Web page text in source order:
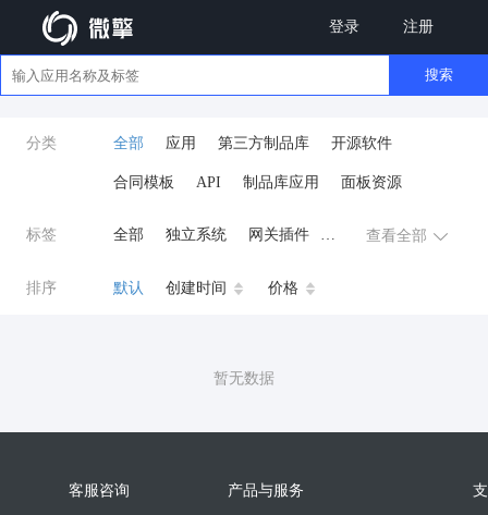
登录 注册
搜索
分类 全部 应用 第三方制品库 开源软件
合同模板 API 制品库应用 面板资源
标签 全部 独立系统 网关插件
餐饮小程序 分销
查看全部
排序 默认 创建时间 价格
暂无数据
客服咨询 产品与服务